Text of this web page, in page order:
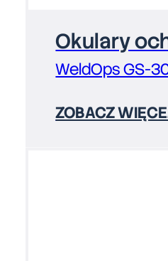
Okulary
WeldOps GS-
ZOBACZ